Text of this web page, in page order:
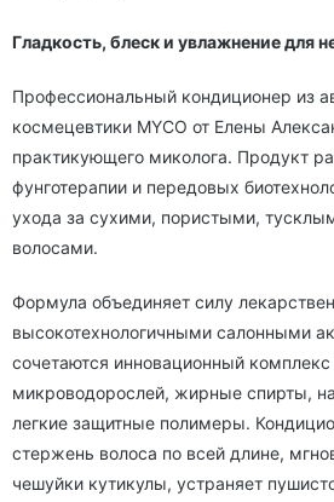
Гладкость, блеск и увлажнение для
Профессиональный кондиционер из
космецевтики MYCO от Елены
практикующего миколога. Продукт
фунготерапии и передовых
ухода за сухими, пористыми,
волосами.
Формула объединяет силу
высокотехнологичными салонными
сочетаются инновационный комплекс
микроводорослей, жирные спирты,
легкие защитные полимеры.
стержень волоса по всей длине,
чешуйки кутикулы, устраняет